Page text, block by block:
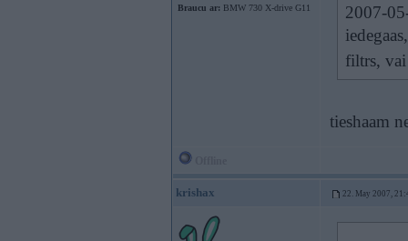
Braucu ar: BMW 730 X-drive G11
2007-
filtrs, vai
tieshaam
krishax 22. May 2007,